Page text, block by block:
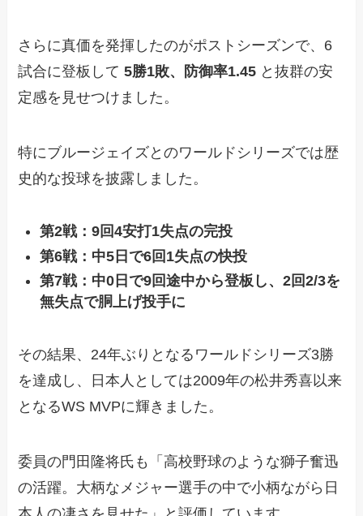
さらに真価を発揮したのがポストシーズンで、6
試合に登板して5勝1敗、防御率1.45 と抜群の安
定感を見せつけました。
特にブルージェイズとのワールドシリーズでは歴
史的な投球を披露しました。
第2戦：9回4安打1失点の完投
第6戦：中5日で6回1失点の快投
第7戦：中0日で9回途中から登板し、2回2/3を
無失点で胴上げ投手に
その結果、24年ぶりとなるワールドシリーズ3勝
を達成し、日本人としては2009年の松井秀喜以来
となるWS MVPに輝きました。
委員の門田隆将氏も「高校野球のような獅子奮迅
の活躍。大柄なメジャー選手の中で小柄ながら日